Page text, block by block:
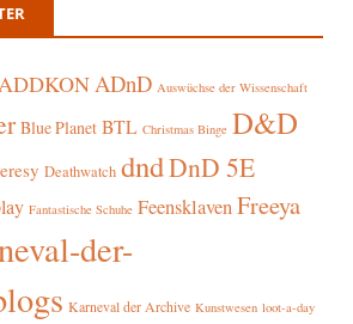
ADnD Auswüchse der Wissenschaft
Blue Planet BTL Christmas Binge D&D
Deathwatch dndDnD 5E
Fantastische Schuhe FeensklavenFreeya
der-
Karneval der Archive Kunstwesen loot-a-day